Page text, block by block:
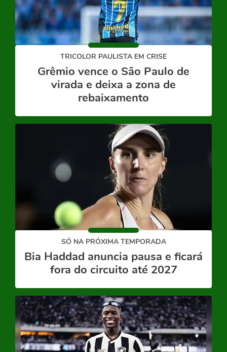
TRICOLOR PAULISTA EM CRISE
Grêmio vence o São Paulo de
virada e deixa a zona de
rebaixamento
SÓ NA PRÓXIMA TEMPORADA
Bia Haddad anuncia pausa e ficará
fora do circuito até 2027